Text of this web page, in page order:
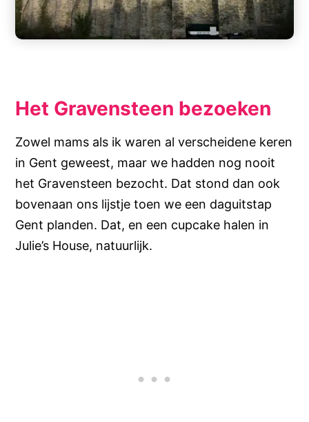
Het Gravensteen bezoeken
Zowel mams als ik waren al verscheidene keren
in Gent geweest, maar we hadden nog nooit
het Gravensteen bezocht. Dat stond dan ook
bovenaan ons lijstje toen we een daguitstap
Gent planden. Dat, en een cupcake halen in
Julie’s House, natuurlijk.